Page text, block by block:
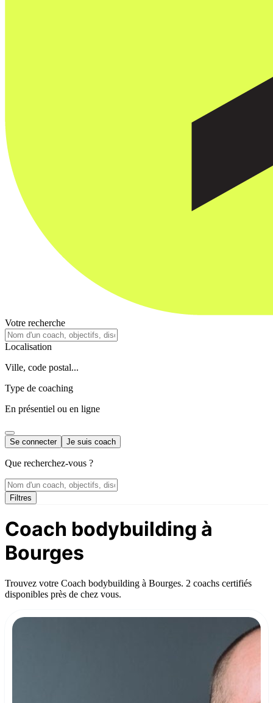
Votre recherche
Localisation
Ville, code postal...
Type de coaching
En présentiel ou en ligne
Se connecter Je suis coach
Que recherchez-vous ?
Filtres
Coach bodybuilding à
Bourges
Trouvez votre Coach bodybuilding à Bourges. 2 coachs certifiés
disponibles près de chez vous.